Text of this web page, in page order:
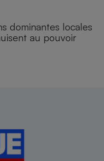
dominantes locales
au pouvoir